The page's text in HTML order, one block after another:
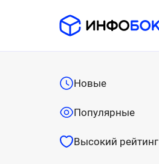
Новые
Популярные
Высокий рейтинг